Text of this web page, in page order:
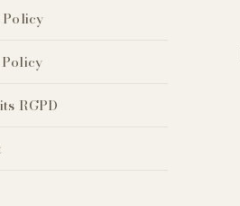
Policy
RGPD